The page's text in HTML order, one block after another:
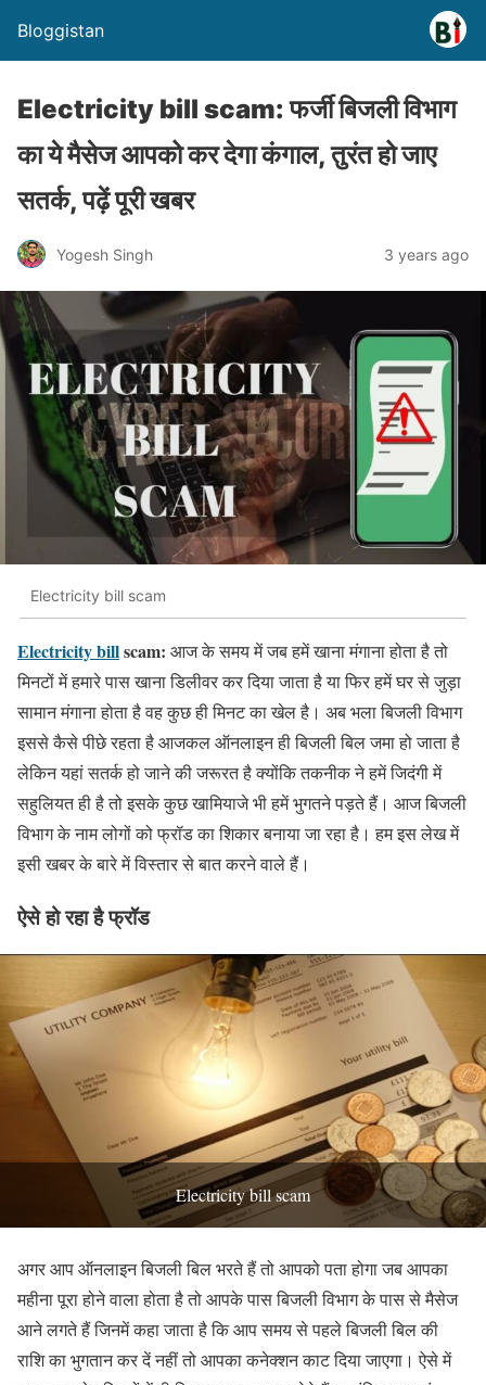
Bloggistan
Electricity bill scam: फर्जी बिजली विभाग
का ये मैसेज आपको कर देगा कंगाल, तुरंत हो जाए
सतर्क, पढ़ें पूरी खबर
Yogesh Singh 3 years ago
Electricity bill scam
Electricity billscam: आज के समय में जब हमें खाना मंगाना होता है तो
मिनटों में हमारे पास खाना डिलीवर कर दिया जाता है या फिर हमें घर से जुड़ा
सामान मंगाना होता है वह कुछ ही मिनट का खेल है। अब भला बिजली विभाग
इससे कैसे पीछे रहता है आजकल ऑनलाइन ही बिजली बिल जमा हो जाता है
लेकिन यहां सतर्क हो जाने की जरूरत है क्योंकि तकनीक ने हमें जिदंगी में
सहुलियत ही है तो इसके कुछ खामियाजे भी हमें भुगतने पड़ते हैं। आज बिजली
विभाग के नाम लोगों को फ्रॉड का शिकार बनाया जा रहा है। हम इस लेख में
इसी खबर के बारे में विस्तार से बात करने वाले हैं।
ऐसे हो रहा है फ्रॉड
Electricity bill scam
अगर आप ऑनलाइन बिजली बिल भरते हैं तो आपको पता होगा जब आपका
महीना पूरा होने वाला होता है तो आपके पास बिजली विभाग के पास से मैसेज
आने लगते हैं जिनमें कहा जाता है कि आप समय से पहले बिजली बिल की
राशि का भुगतान कर दें नहीं तो आपका कनेक्शन काट दिया जाएगा। ऐसे में